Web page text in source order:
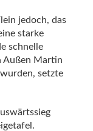
jedoch, das
starke
schnelle
Außen Martin
setzte